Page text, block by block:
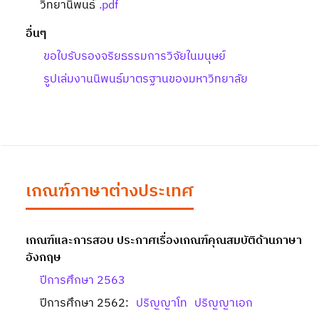
วิทยานิพนธ์ .pdf
อื่นๆ
ขอใบรับรองจริยธรรมการวิจัยในมนุษย์
รูปเล่มงานนิพนธ์มาตรฐานของมหาวิทยาลัย
เกณฑ์ภาษาต่างประเทศ
เกณฑ์และการสอบ ประกาศเรื่องเกณฑ์คุณสมบัติด้านภาษา
อังกฤษ
ปีการศึกษา 2563
ปีการศึกษา 2562: ปริญญาโท ปริญญาเอก